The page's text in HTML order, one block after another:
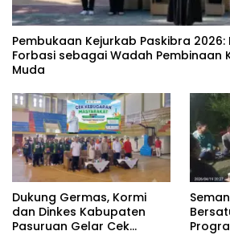
‎Pembukaan Kejurkab Paskibra 2026:
Forbasi sebagai Wadah Pembinaan
Muda
Dukung Germas, Kormi
dan Dinkes Kabupaten
Pasuruan Gelar Cek